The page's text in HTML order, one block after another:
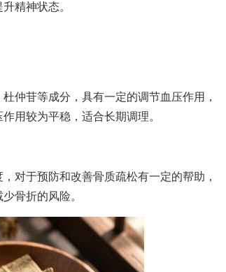
精神状态。
苷等成分，具有一定的调节血压作用，
用较为平稳，适合长期调理。
于预防和改善骨质疏松有一定的帮助，
骨折的风险。